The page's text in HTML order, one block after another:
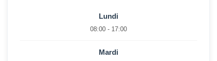
Lundi
08:00 - 17:00
Mardi